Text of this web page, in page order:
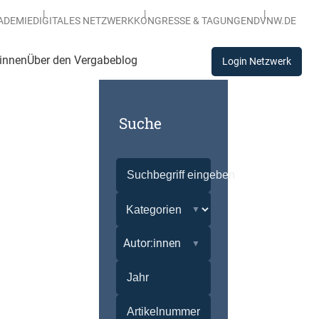
DIGITALES NETZWERKKONGRESSE & TAGUNGENDVNW.DE
Über den Vergabeblog Login Netzwerk
Suche
Autor:innen